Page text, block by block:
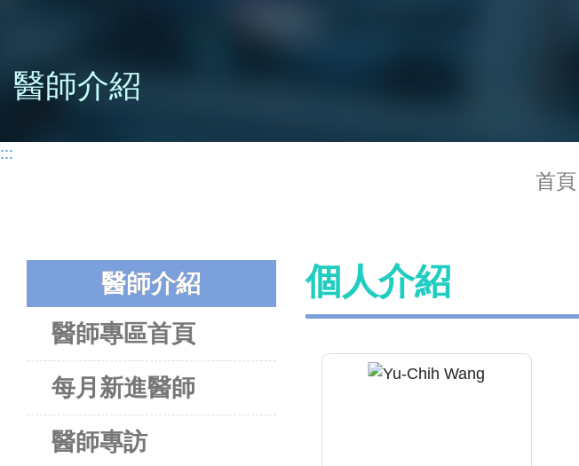
醫師介紹
:::
首頁
醫師介紹
醫師專區首頁
每月新進醫師
醫師專訪
個人介紹